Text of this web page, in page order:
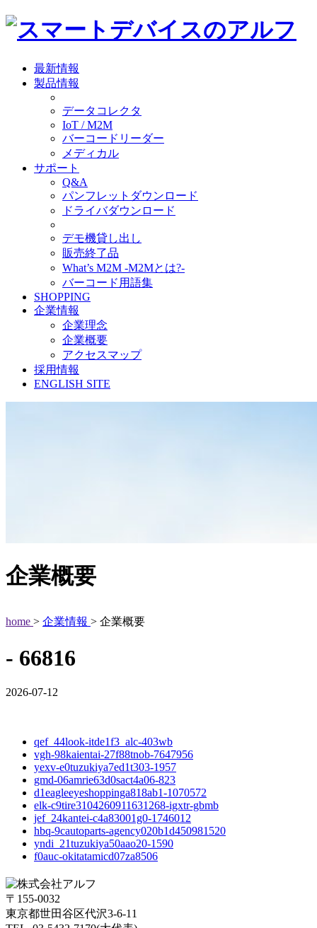
最新情報
製品情報
データコレクタ
IoT / M2M
バーコードリーダー
メディカル
サポート
Q&A
パンフレットダウンロード
ドライバダウンロード
デモ機貸し出し
販売終了品
What’s M2M -M2Mとは?-
バーコード用語集
SHOPPING
企業情報
企業理念
企業概要
アクセスマップ
採用情報
ENGLISH SITE
企業概要
home > 企業情報 > 企業概要
- 66816
2026-07-12
qef_44look-itde1f3_alc-403wb
vgh-98kaientai-27f88tnob-7647956
yexv-e0tuzukiya7ed1t303-1957
gmd-06amrie63d0sact4a06-823
d1eagleeyeshoppinga818ab1-1070572
elk-c9tire3104260911631268-igxtr-gbmb
jef_24kantei-c4a83001g0-1746012
hbq-9cautoparts-agency020b1d450981520
yndi_21tuzukiya50aao20-1590
f0auc-okitatamicd07za8506
〒155-0032
東京都世田谷区代沢3-6-11